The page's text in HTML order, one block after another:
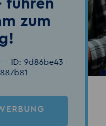
zum
ID: 9d86be43-